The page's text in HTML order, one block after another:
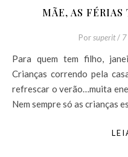
MÃE, AS FÉRIAS
Porsuperit/
Para quem tem filho, janeiro é mês de férias escolares.
Crianças correndo pela
refrescar o verão…muita
Nem sempre só as crianças